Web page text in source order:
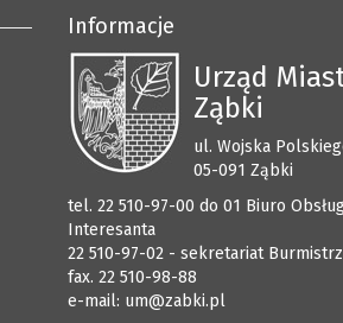
Informacje
Urząd
Ząbki
ul. Wojska
05-091 Ząbki
tel. 22 510-97-00 do 01 Biuro
Interesanta
22 510-97-02 - sekretariat
fax. 22 510-98-88
e-mail: um@zabki.pl